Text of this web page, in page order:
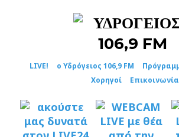
LIVE! ο Υδρόγειος 106,9 FM
Χορηγοί
Επικοινωνία